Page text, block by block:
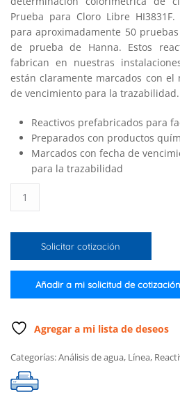
Prueba para Cloro Libre
para aproximadamente 50
de prueba de Hanna. Estos
fabrican en nuestras
están claramente marcados con
de vencimiento para la trazabilidad.
Reactivos prefabricados para
Preparados con productos
Marcados con fecha de
para la trazabilidad
para
químico
de
para
libre
(50
pruebas)
Solicitar cotización
Añadir a mi solicitud de cotización
Agregar a mi lista de deseos
Categorías:Análisis de agua, Línea,